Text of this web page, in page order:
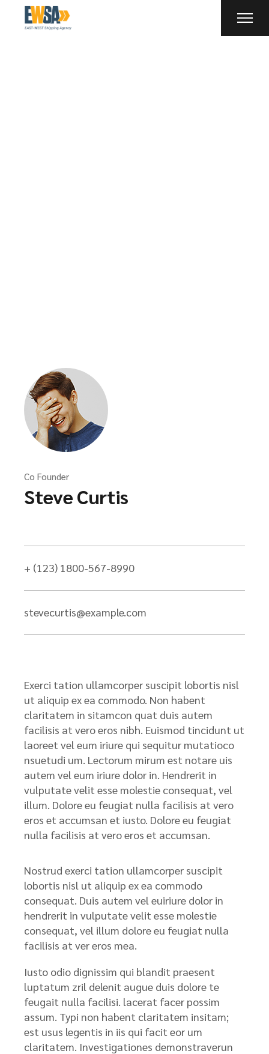
Co Founder
Steve Curtis
+ (123) 1800-567-8990
stevecurtis@example.com
Exerci tation ullamcorper suscipit lobortis nisl
ut aliquip ex ea commodo. Non habent
claritatem in sitamcon quat duis autem
facilisis at vero eros nibh. Euismod tincidunt ut
laoreet vel eum iriure qui sequitur mutatioco
nsuetudi um. Lectorum mirum est notare uis
autem vel eum iriure dolor in. Hendrerit in
vulputate velit esse molestie consequat, vel
illum. Dolore eu feugiat nulla facilisis at vero
eros et accumsan et iusto. Dolore eu feugiat
nulla facilisis at vero eros et accumsan.
Nostrud exerci tation ullamcorper suscipit
lobortis nisl ut aliquip ex ea commodo
consequat. Duis autem vel euiriure dolor in
hendrerit in vulputate velit esse molestie
consequat, vel illum dolore eu feugiat nulla
facilisis at ver eros mea.
Iusto odio dignissim qui blandit praesent
luptatum zril delenit augue duis dolore te
feugait nulla facilisi. lacerat facer possim
assum. Typi non habent claritatem insitam;
est usus legentis in iis qui facit eor um
claritatem. Investigationes demonstraverun